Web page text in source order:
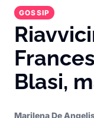
GOSSIP
Blasi,
Marilena De